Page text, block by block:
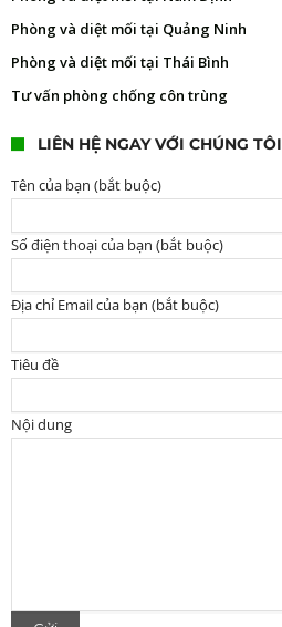
Phòng và diệt mối tại Quảng Ninh
Phòng và diệt mối tại Thái Bình
Tư vấn phòng chống côn trùng
LIÊN HỆ NGAY VỚI CHÚNG TÔI
Tên của bạn (bắt buộc)
Số điện thoại của bạn (bắt buộc)
Địa chỉ Email của bạn (bắt buộc)
Tiêu đề
Nội dung